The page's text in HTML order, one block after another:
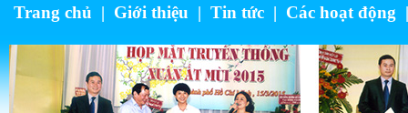
Trang chủ | Giới thiệu | Tin tức | Các hoạt động |